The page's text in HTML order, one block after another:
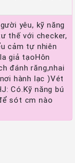
yêu, kỹ năng
thế với checker,
cảm tự nhiên
giả tạoHôn
đánh răng,nhai
hành lạc )Vét
Có.Kỹ năng bú
sót cm nào